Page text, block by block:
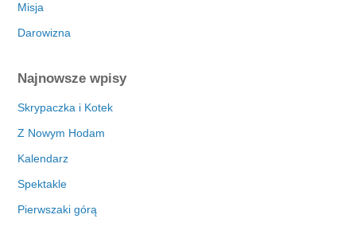
Misja
Darowizna
Najnowsze wpisy
Skrypaczka i Kotek
Z Nowym Hodam
Kalendarz
Spektakle
Pierwszaki górą